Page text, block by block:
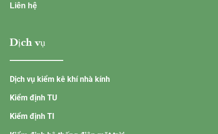
Liên hệ
Dịch vụ
Dịch vụ kiểm kê khí nhà kính
Kiểm định TU
Kiểm định TI